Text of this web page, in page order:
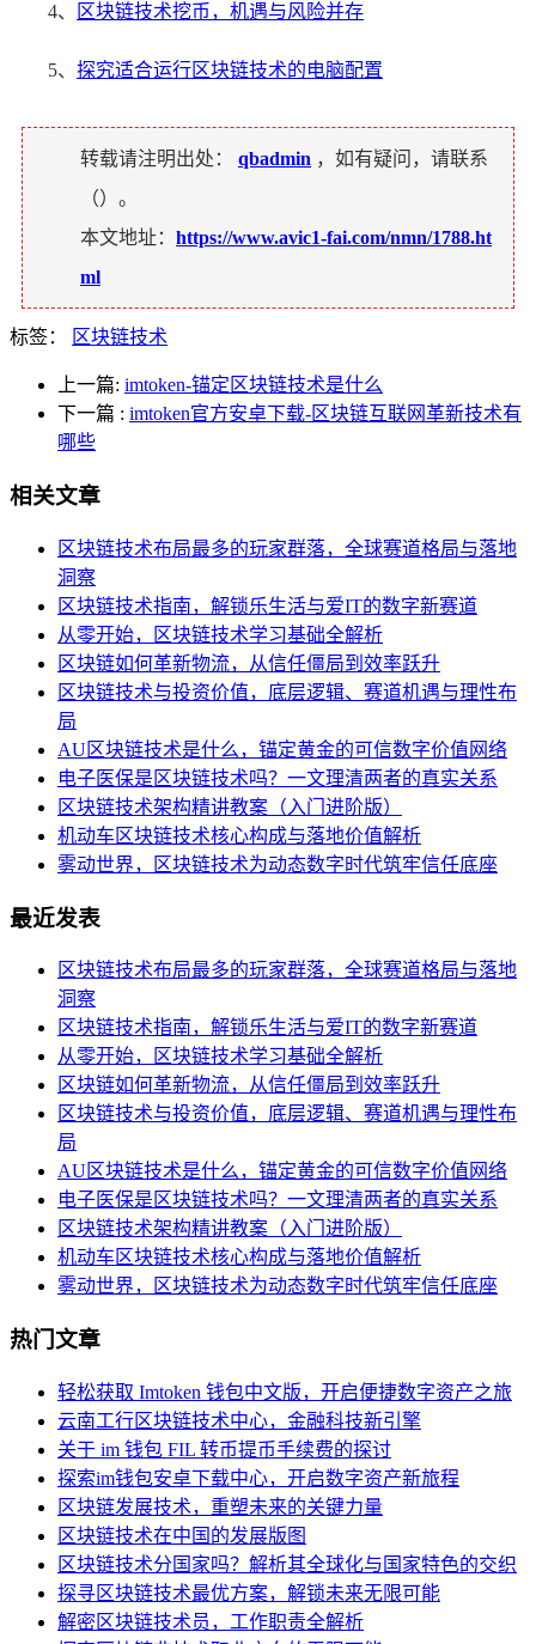
4、 区块链技术挖币，机遇与风险并存
5、 探究适合运行区块链技术的电脑配置
转载请注明出处： qbadmin ，如有疑问，请联系
（）。
本文地址： https://www.avic1-fai.com/nmn/1788.ht
ml
标签： 区块链技术
上一篇: imtoken-锚定区块链技术是什么
下一篇 : imtoken官方安卓下载-区块链互联网革新技术有
哪些
相关文章
区块链技术布局最多的玩家群落，全球赛道格局与落地
洞察
区块链技术指南，解锁乐生活与爱IT的数字新赛道
从零开始，区块链技术学习基础全解析
区块链如何革新物流，从信任僵局到效率跃升
区块链技术与投资价值，底层逻辑、赛道机遇与理性布
局
AU区块链技术是什么，锚定黄金的可信数字价值网络
电子医保是区块链技术吗？一文理清两者的真实关系
区块链技术架构精讲教案（入门进阶版）
机动车区块链技术核心构成与落地价值解析
雾动世界，区块链技术为动态数字时代筑牢信任底座
最近发表
区块链技术布局最多的玩家群落，全球赛道格局与落地
洞察
区块链技术指南，解锁乐生活与爱IT的数字新赛道
从零开始，区块链技术学习基础全解析
区块链如何革新物流，从信任僵局到效率跃升
区块链技术与投资价值，底层逻辑、赛道机遇与理性布
局
AU区块链技术是什么，锚定黄金的可信数字价值网络
电子医保是区块链技术吗？一文理清两者的真实关系
区块链技术架构精讲教案（入门进阶版）
机动车区块链技术核心构成与落地价值解析
雾动世界，区块链技术为动态数字时代筑牢信任底座
热门文章
轻松获取 Imtoken 钱包中文版，开启便捷数字资产之旅
云南工行区块链技术中心，金融科技新引擎
关于 im 钱包 FIL 转币提币手续费的探讨
探索im钱包安卓下载中心，开启数字资产新旅程
区块链发展技术，重塑未来的关键力量
区块链技术在中国的发展版图
区块链技术分国家吗？解析其全球化与国家特色的交织
探寻区块链技术最优方案，解锁未来无限可能
解密区块链技术员，工作职责全解析